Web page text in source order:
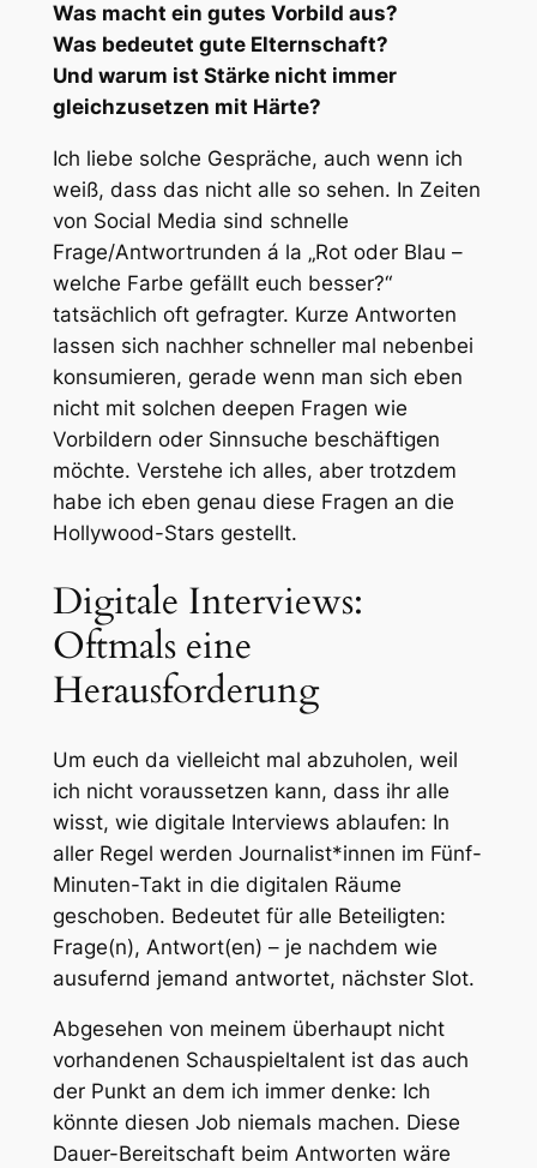
Was macht ein gutes Vorbild aus?
Was bedeutet gute Elternschaft?
Und warum ist Stärke nicht immer
gleichzusetzen mit Härte?
Ich liebe solche Gespräche, auch wenn ich
weiß, dass das nicht alle so sehen. In Zeiten
von Social Media sind schnelle
Frage/Antwortrunden á la „Rot oder Blau –
welche Farbe gefällt euch besser?“
tatsächlich oft gefragter. Kurze Antworten
lassen sich nachher schneller mal nebenbei
konsumieren, gerade wenn man sich eben
nicht mit solchen deepen Fragen wie
Vorbildern oder Sinnsuche beschäftigen
möchte. Verstehe ich alles, aber trotzdem
habe ich eben genau diese Fragen an die
Hollywood-Stars gestellt.
Digitale Interviews:
Oftmals eine
Herausforderung
Um euch da vielleicht mal abzuholen, weil
ich nicht voraussetzen kann, dass ihr alle
wisst, wie digitale Interviews ablaufen: In
aller Regel werden Journalist*innen im Fünf-
Minuten-Takt in die digitalen Räume
geschoben. Bedeutet für alle Beteiligten:
Frage(n), Antwort(en) – je nachdem wie
ausufernd jemand antwortet, nächster Slot.
Abgesehen von meinem überhaupt nicht
vorhandenen Schauspieltalent ist das auch
der Punkt an dem ich immer denke: Ich
könnte diesen Job niemals machen. Diese
Dauer-Bereitschaft beim Antworten wäre